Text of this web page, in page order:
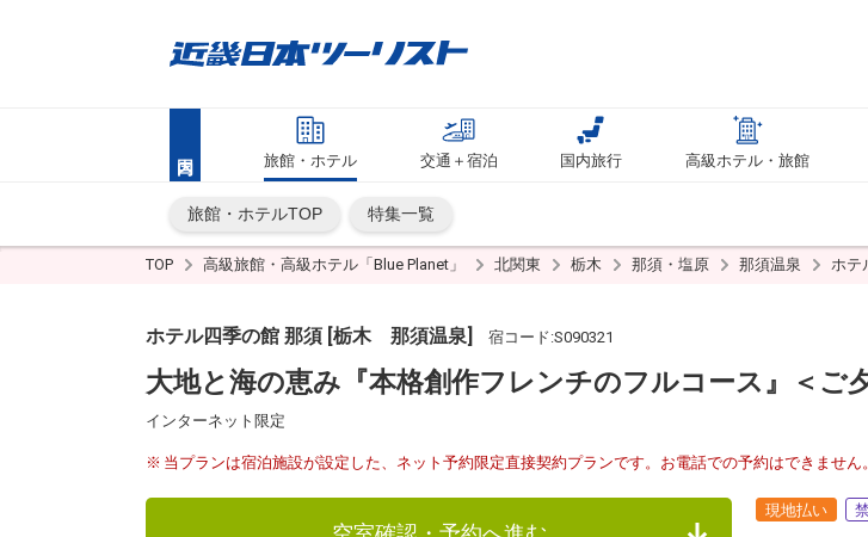
旅館・ホテル 交通＋宿泊 国内旅行 高級ホテル・旅館
旅館・ホテルTOP 特集一覧
TOP 高級旅館・高級ホテル「Blue Planet」 北関東 栃木 那須・塩原 那須温泉 ホテ
ホテル四季の館 那須 [栃木 那須温泉] 宿コード:S090321
大地と海の恵み『本格創作フレンチのフルコース』＜ご
インターネット限定
当プランは宿泊施設が設定した、ネット予約限定直接契約プランです。お電話での予約はできません。
現地払い